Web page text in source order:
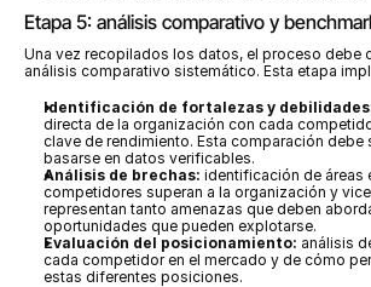
Etapa 5: análisis comparativo y
Una vez recopilados los datos, el proceso debe
análisis comparativo sistemático. Esta etapa
Identificación de fortalezas y
directa de la organización con cada
clave de rendimiento. Esta comparación debe
basarse en datos verificables.
Análisis de brechas: identificación de áreas
competidores superan a la organización y
representan tanto amenazas que deben
oportunidades que pueden explotarse.
Evaluación del posicionamiento: análisis
cada competidor en el mercado y de cómo
estas diferentes posiciones.